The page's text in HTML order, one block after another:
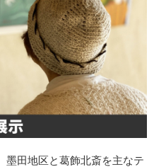
墨田地区と葛飾北斎を主なテ